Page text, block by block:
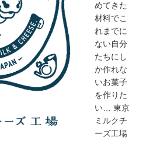
めてきた
材料でこ
れまでに
ない自分
たちにし
か作れな
いお菓子
を作りた
い… 東京
ミルクチ
ーズ工場